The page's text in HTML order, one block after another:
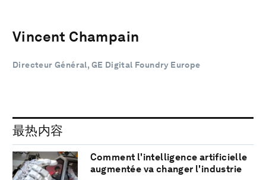
Vincent Champain
Directeur Général, GE Digital Foundry Europe
最热内容
Comment l'intelligence artificielle
augmentée va changer l'industrie